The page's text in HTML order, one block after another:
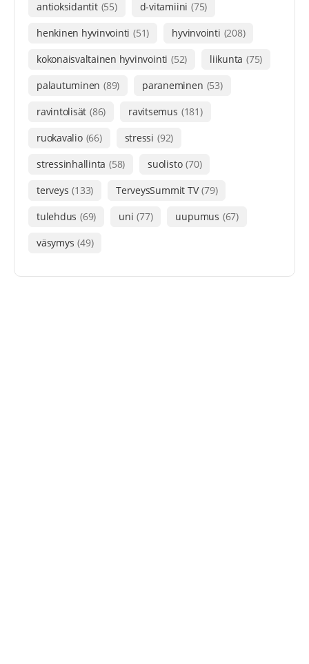
antioksidantit (55) d-vitamiini (75)
henkinen hyvinvointi (51) hyvinvointi (208)
kokonaisvaltainen hyvinvointi (52) liikunta (75)
palautuminen (89) paraneminen (53)
ravintolisät (86) ravitsemus (181)
ruokavalio (66) stressi (92)
stressinhallinta (58) suolisto (70)
terveys (133) TerveysSummit TV (79)
tulehdus (69) uni (77) uupumus (67)
väsymys (49)